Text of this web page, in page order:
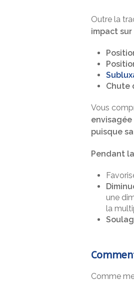
Outre la
impact
Chute
Vous
puisque
Pendant
une
la
Comme